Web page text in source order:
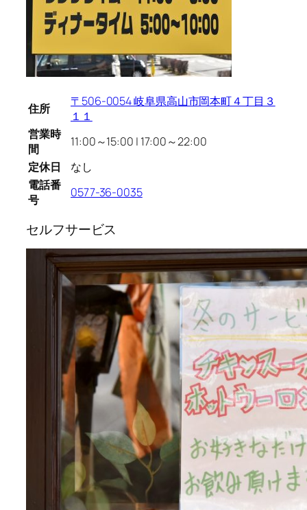
住所
〒506-0054 岐阜県高山市岡本町４丁目３
１１
営業時
間
11:00～15:00 | 17:00～22:00
定休日
なし
電話番
号
0577-36-0035
セルフサービス